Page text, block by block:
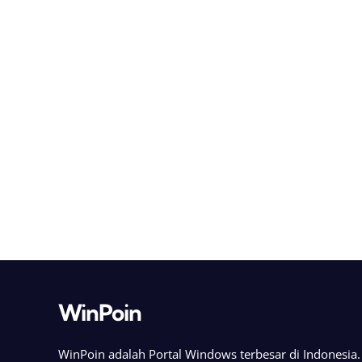
WinPoin
WinPoin adalah Portal Windows terbesar di